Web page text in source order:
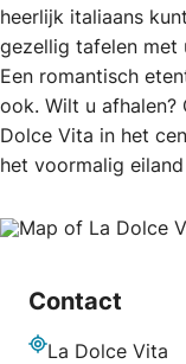
heerlijk italiaans
gezellig tafelen met
Een romantisch
ook. Wilt u afhalen?
Dolce Vita in het
het voormalig
Contact
La Dolce Vita